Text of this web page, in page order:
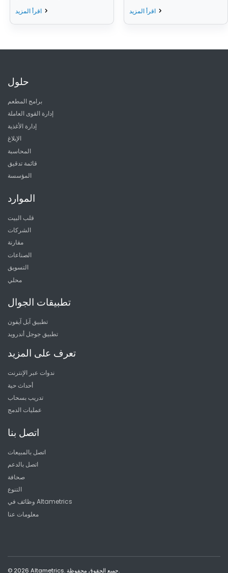
اقرأ المزيد اقرأ المزيد
حلول
برامج المطعم
إدارة القوى العاملة
إدارة الأغذية
الإبلاغ
المحاسبة
قائمة تدقيق
المؤسسة
الموارد
قلب البيت
الشركات
مقارنة
الصناعات
التسويق
محلي
تطبيقات الجوال
تطبيق آبل آيفون
تطبيق جوجل أندرويد
تعرف على المزيد
ندوات عبر الإنترنت
أحداث حية
تدريب بسحاب
عمليات الدمج
اتصل بنا
اتصل بالمبيعات
اتصل بالدعم
صحافة
التنوع
وظائف في Altametrics
معلومات عنا
© 2026 Altametrics. جميع الحقوق محفوظة.